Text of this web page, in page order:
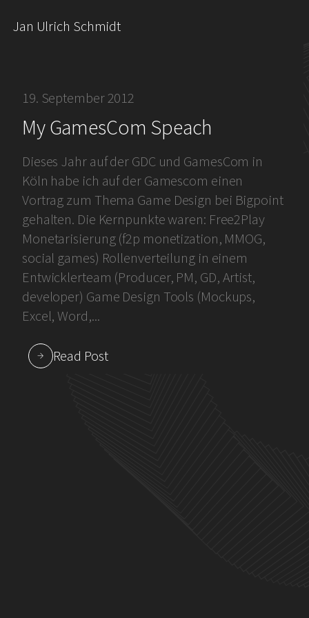
Jan Ulrich Schmidt
19. September 2012
My GamesCom Speach
Dieses Jahr auf der GDC und GamesCom in
Köln habe ich auf der Gamescom einen
Vortrag zum Thema Game Design bei Bigpoint
gehalten. Die Kernpunkte waren: Free2Play
Monetarisierung (f2p monetization, MMOG,
social games) Rollenverteilung in einem
Entwicklerteam (Producer, PM, GD, Artist,
developer) Game Design Tools (Mockups,
Excel, Word,...
Read Post